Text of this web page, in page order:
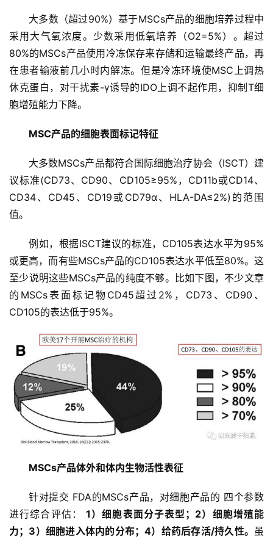
大多数（超过90%）基于MSCs产品的细胞培养过程中
采用大气氧浓度。少数采用低氧培养（O2=5%）。超过
80%的MSCs产品使用冷冻保存来存储和运输最终产品，再
在患者输液前几小时内解冻。但是冷冻环境使MSC上调热
休克蛋白，对干扰素-γ诱导的IDO上调不起作用，抑制T细
胞增殖能力下降。
MSC产品的细胞表面标记特征
大多数MSCs产品都符合国际细胞治疗协会（ISCT）建
议标准(CD73、CD90、CD105≥95%，CD11b或CD14、
CD34、CD45、CD19或CD79α、HLA-DA≤2%)的范围
值。
例如，根据ISCT建议的标准，CD105表达水平为95%
或更高，而有些MSCs产品的CD105表达水平低至80%。这
至少说明这些MSCs产品的纯度不够。比如下图，不少文章
的MSCs表面标记物CD45超过2%，CD73、CD90、
CD105的表达低于95%。
MSCs产品体外和体内生物活性表征
针对提交 FDA的MSCs产品，对细胞产品的 四个参数
进行综合评估： 1）细胞表面分子表型；2）细胞增殖能
力；3）细胞进入体内的分布；4）给药后存活/持久性。 虽